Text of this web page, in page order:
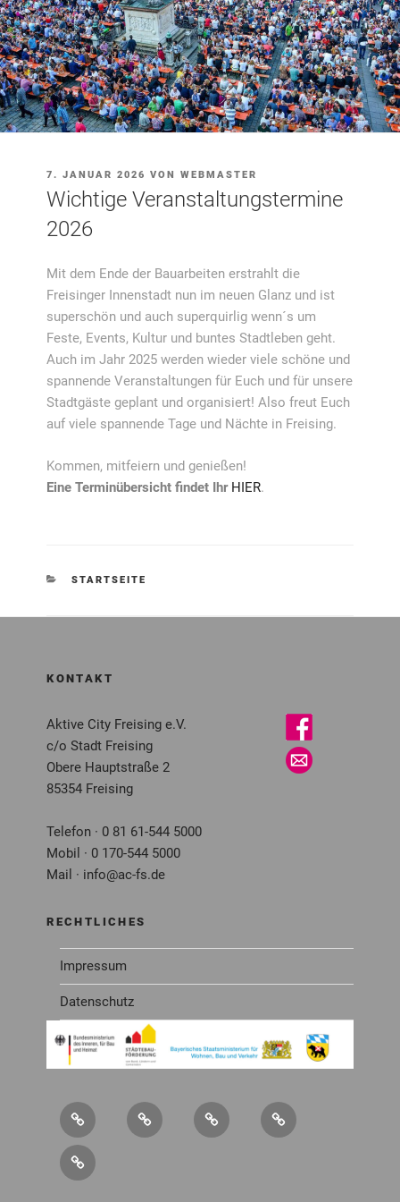
VERÖFFENTLICHT
AM
7. JANUAR 2026 VONWEBMASTER
Wichtige Veranstaltungstermine
2026
Mit dem Ende der Bauarbeiten erstrahlt die
Freisinger Innenstadt nun im neuen Glanz und ist
superschön und auch superquirlig wenn´s um
Feste, Events, Kultur und buntes Stadtleben geht.
Auch im Jahr 2025 werden wieder viele schöne und
spannende Veranstaltungen für Euch und für unsere
Stadtgäste geplant und organisiert! Also freut Euch
auf viele spannende Tage und Nächte in Freising.
Kommen, mitfeiern und genießen!
Eine Terminübersicht findet Ihr HIER.
KATEGORIEN
STARTSEITE
KONTAKT
Aktive City Freising e.V.
c/o Stadt Freising
Obere Hauptstraße 2
85354 Freising
Telefon · 0 81 61-544 5000
Mobil · 0 170-544 5000
Mail · info@ac-fs.de
RECHTLICHES
Impressum
Datenschutz
Über
uns
Service Newsletter Mitglied
werden
Kontakt